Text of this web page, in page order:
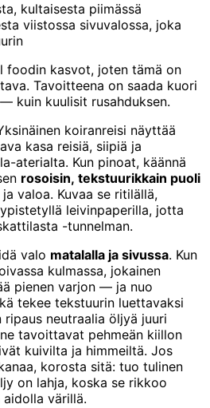
kultaisesta piimässä
viistossa sivuvalossa, joka
foodin kasvot, joten tämä on
Tavoitteena on saada kuori
— kuin kuulisit rusahduksen.
koiranreisi näyttää
kasa reisiä, siipiä ja
aterialta. Kun pinoat, käännä
rosoisin, tekstuurikkain puoli
valoa. Kuvaa se ritilällä,
leivinpaperilla, jotta
-tunnelman.
valo matalalla ja sivussa. Kun
kulmassa, jokainen
pienen varjon — ja nuo
tekee tekstuurin luettavaksi
ripaus neutraalia öljyä juuri
tavoittavat pehmeän kiillon
kuivilta ja himmeiltä. Jos
korosta sitä: tuo tulinen
on lahja, koska se rikkoo
värillä.